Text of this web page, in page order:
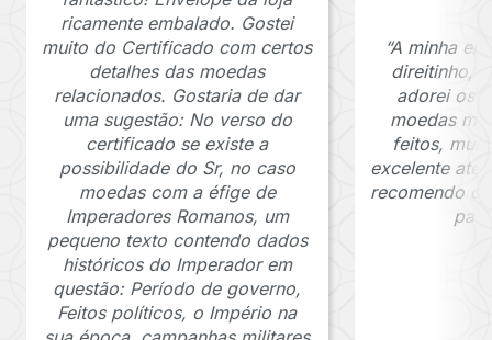
ricamente embalado. Gostei
muito do Certificado com certos
detalhes das moedas
relacionados. Gostaria de dar
uma sugestão: No verso do
certificado se existe a
possibilidade do Sr, no caso
moedas com a éfige de
Imperadores Romanos, um
pequeno texto contendo dados
históricos do Imperador em
questão: Período de governo,
Feitos políticos, o Império na
“A minha
direitinho,
adorei os
moedas
feitos,
excelente
recomendo o